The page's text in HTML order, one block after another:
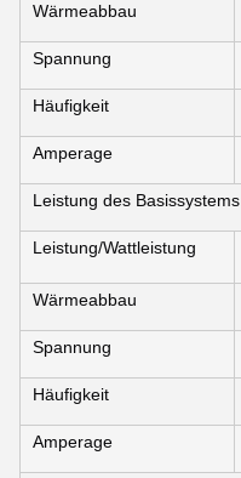
Wärmeabbau
Spannung
Häufigkeit
Amperage
Leistung des Basissystems
Leistung/Wattleistung
Wärmeabbau
Spannung
Häufigkeit
Amperage